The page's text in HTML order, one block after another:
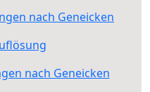
nach Geneicken
nach Geneicken